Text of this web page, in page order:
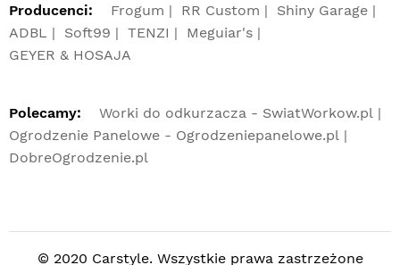
Producenci:
Frogum RR Custom
Shiny Garage
ADBL
Soft99 TENZI
Meguiar's
GEYER & HOSAJA
Polecamy:
Worki do odkurzacza - SwiatWorkow.pl
Ogrodzenie Panelowe - Ogrodzeniepanelowe.pl
DobreOgrodzenie.pl
© 2020 Carstyle. Wszystkie prawa zastrzeżone